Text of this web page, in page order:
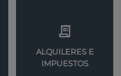
ALQUILERES E
IMPUESTOS